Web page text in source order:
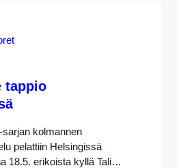
paremmin
edessä, mutta pallo
tappio
kolmannen
pelattiin Helsingissä
18.5. erikoista kyllä Talin